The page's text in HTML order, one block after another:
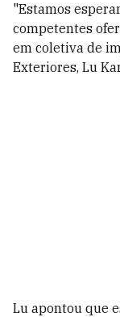
"Estamos
competentes
em coletiva de
Exteriores, Lu
Lu apontou que